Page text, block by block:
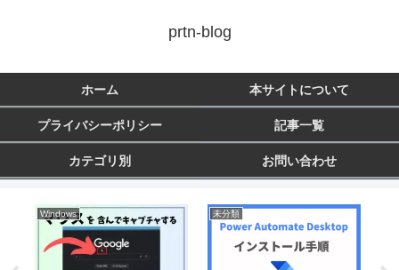
prtn-blog
ホーム 本サイトについて
プライバシーポリシー 記事一覧
カテゴリ別 お問い合わせ
Windows 未分類